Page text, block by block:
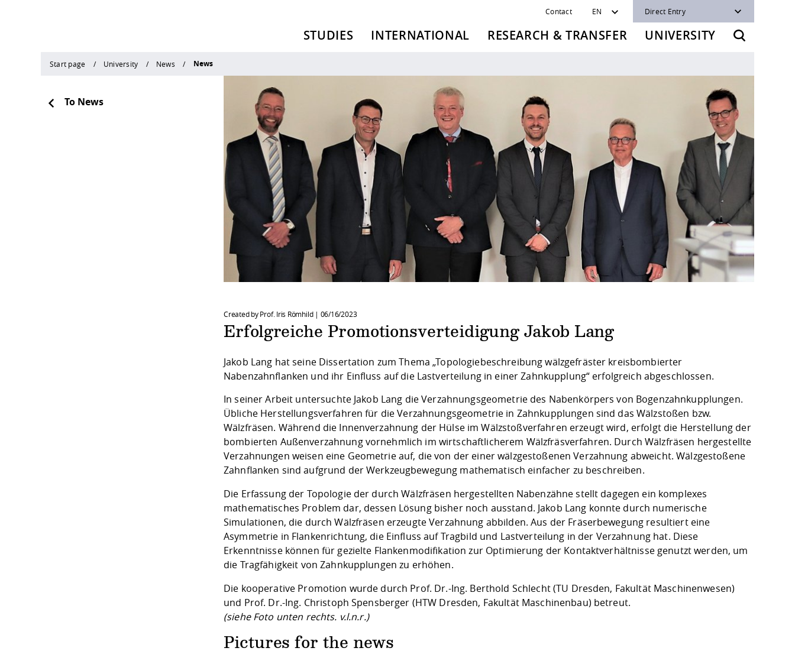
Contact EN Direct Entry
STUDIES INTERNATIONAL RESEARCH & TRANSFER UNIVERSITY
Start page University News News
To News
Created by Prof. Iris Römhild | 06/16/2023
Erfolgreiche Promotionsverteidigung Jakob Lang
Jakob Lang hat seine Dissertation zum Thema „Topologiebeschreibung wälzgefräster kreisbombierter
Nabenzahnflanken und ihr Einfluss auf die Lastverteilung in einer Zahnkupplung“ erfolgreich abgeschlossen.
In seiner Arbeit untersuchte Jakob Lang die Verzahnungsgeometrie des Nabenkörpers von Bogenzahnkupplungen.
Übliche Herstellungsverfahren für die Verzahnungsgeometrie in Zahnkupplungen sind das Wälzstoßen bzw.
Wälzfräsen. Während die Innenverzahnung der Hülse im Wälzstoß­verfahren erzeugt wird, erfolgt die Herstellung der
bombierten Außen­verzahnung vornehmlich im wirtschaftlicherem Wälzfräsverfahren. Durch Wälzfräsen hergestellte
Verzahnungen weisen eine Geometrie auf, die von der einer wälzgestoßenen Verzahnung abweicht. Wälzgestoßene
Zahnﬂanken sind aufgrund der Werkzeugbewegung mathematisch einfacher zu beschreiben.
Die Erfassung der Topologie der durch Wälzfräsen hergestellten Nabenzähne stellt dagegen ein komplexes
mathematisches Problem dar, dessen Lösung bisher noch ausstand. Jakob Lang konnte durch numerische
Simulationen, die durch Wälzfräsen erzeugte Verzahnung abbilden. Aus der Fräserbewegung resultiert eine
Asymmetrie in Flankenrichtung, die Einfluss auf Tragbild und Lastverteilung in der Verzahnung hat. Diese
Erkenntnisse können für gezielte Flankenmodifikation zur Optimierung der Kontakt­verhältnisse genutzt werden, um
die Tragfähigkeit von Zahnkupplungen zu erhöhen.
Die kooperative Promotion wurde durch Prof. Dr.-Ing. Berthold Schlecht (TU Dresden, Fakultät Maschinenwesen)
und Prof. Dr.-Ing. Christoph Spensberger (HTW Dresden, Fakultät Maschinenbau) betreut.
(siehe Foto unten rechts. v.l.n.r.)
Pictures for the news